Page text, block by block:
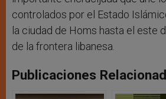
controlados por el Estado
la ciudad de Homs hasta el este
de la frontera libanesa.
Publicaciones